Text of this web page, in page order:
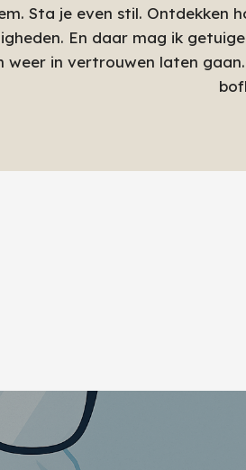
Sta je even stil. Ontdekken
En daar mag ik
weer in vertrouwen laten